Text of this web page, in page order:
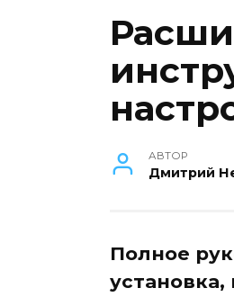
АВТОР
Дмитрий
Полное